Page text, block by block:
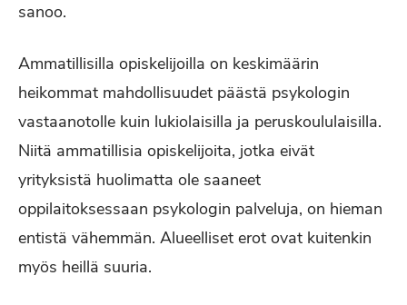
sanoo.
Ammatillisilla opiskelijoilla on keskimäärin
heikommat mahdollisuudet päästä psykologin
vastaanotolle kuin lukiolaisilla ja peruskoululaisilla.
Niitä ammatillisia opiskelijoita, jotka eivät
yrityksistä huolimatta ole saaneet
oppilaitoksessaan psykologin palveluja, on hieman
entistä vähemmän. Alueelliset erot ovat kuitenkin
myös heillä suuria.